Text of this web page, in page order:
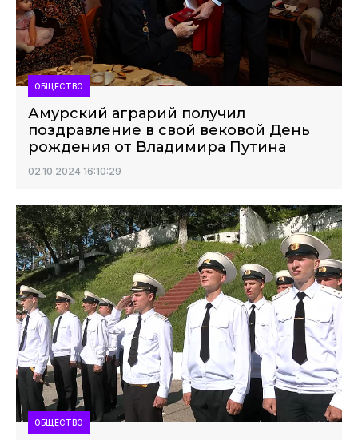
ОБЩЕСТВО
Амурский аграрий получил
поздравление в свой вековой День
рождения от Владимира Путина
02.10.2024 16:10:29
ОБЩЕСТВО